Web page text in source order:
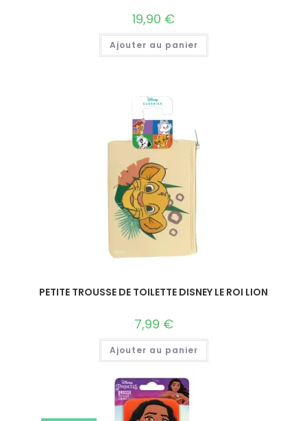
19,90 €
Ajouter au panier
PETITE TROUSSE DE TOILETTE DISNEY LE ROI LION
7,99 €
Ajouter au panier